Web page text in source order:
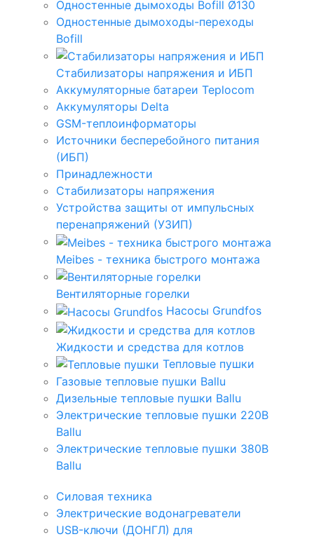
Одностенные дымоходы Bofill Ø130
Одностенные дымоходы-переходы
Bofill
Стабилизаторы напряжения и ИБП
Аккумуляторные батареи Teplocom
Аккумуляторы Delta
GSM-теплоинформаторы
Источники бесперебойного питания
(ИБП)
Принадлежности
Стабилизаторы напряжения
Устройства защиты от импульсных
перенапряжений (УЗИП)
Meibes - техника быстрого монтажа
Вентиляторные горелки
Насосы Grundfos
Жидкости и средства для котлов
Тепловые пушки
Газовые тепловые пушки Ballu
Дизельные тепловые пушки Ballu
Электрические тепловые пушки 220В
Ballu
Электрические тепловые пушки 380В
Ballu
Силовая техника
Электрические водонагреватели
USB-ключи (ДОНГЛ) для